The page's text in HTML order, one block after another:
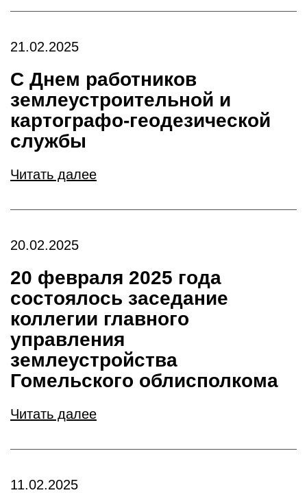
21.02.2025
С Днем работников
землеустроительной и
картографо-геодезической
службы
Читать далее
20.02.2025
20 февраля 2025 года
состоялось заседание
коллегии главного
управления
землеустройства
Гомельского облисполкома
Читать далее
11.02.2025